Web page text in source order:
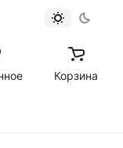
Корзина